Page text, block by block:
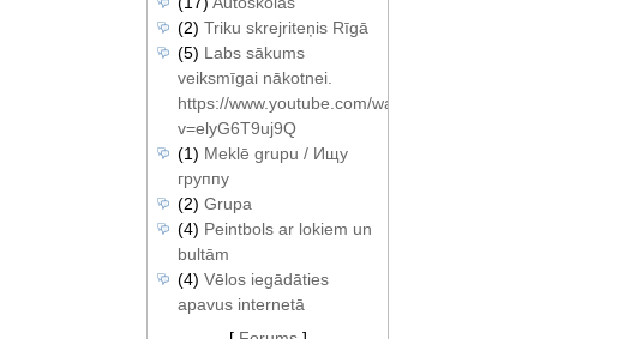
(2) Triku skrejriteņis Rīgā
(5) Labs sākums
veiksmīgai nākotnei.
https://www.youtube.com/watch?
v=elyG6T9uj9Q
(1) Meklē grupu / Ищу
группу
(2) Grupa
(4) Peintbols ar lokiem un
bultām
(4) Vēlos iegādāties
apavus internetā